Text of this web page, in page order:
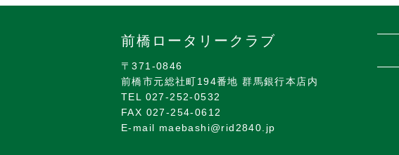
前橋ロータリークラブ
〒371-0846
前橋市元総社町194番地 群馬銀行本店内
TEL 027-252-0532
FAX 027-254-0612
E-mail maebashi@rid2840.jp